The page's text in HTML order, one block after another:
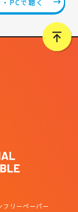
PCで聴く
リーペーパー